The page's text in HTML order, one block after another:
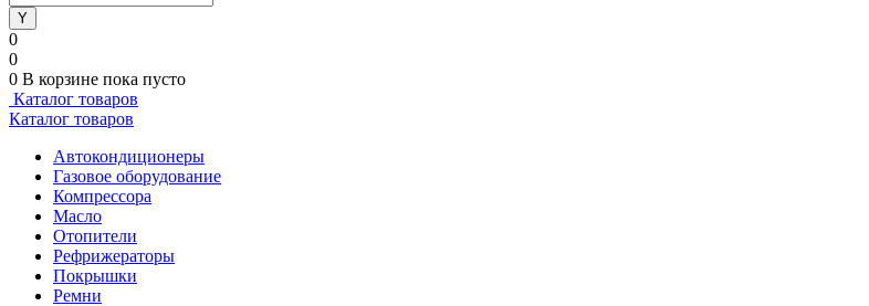
0
0
0 В корзине пока пусто
Каталог товаров
Каталог товаров
Автокондиционеры
Газовое оборудование
Компрессора
Масло
Отопители
Рефрижераторы
Покрышки
Ремни